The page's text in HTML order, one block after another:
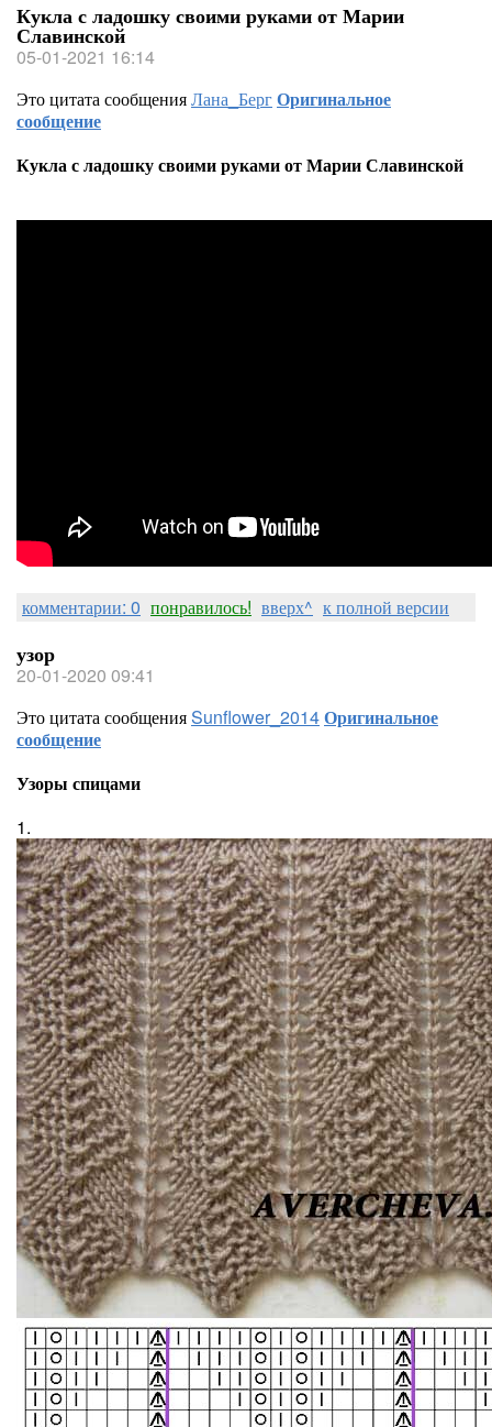
Кукла с ладошку своими руками от Марии
Славинской
05-01-2021 16:14
Это цитата сообщенияЛана_БергОригинальное
сообщение
Кукла с ладошку своими руками от Марии Славинской
комментарии: 0 понравилось! вверх^ к полной версии
узор
20-01-2020 09:41
Это цитата сообщенияSunflower_2014Оригинальное
сообщение
Узоры спицами
1.